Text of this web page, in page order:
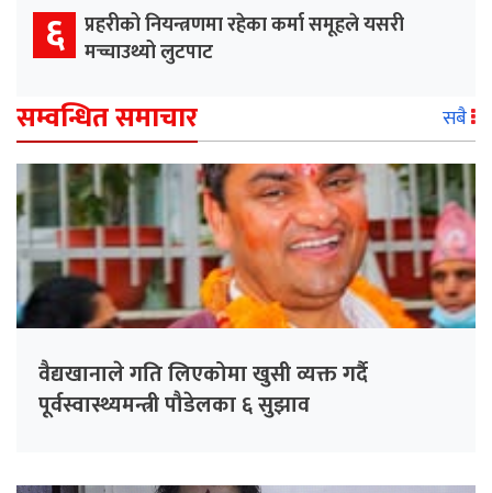
६ प्रहरीको नियन्त्रणमा रहेका कर्मा समूहले यसरी
मच्चाउथ्यो लुटपाट
सम्वन्धित समाचार सबै
वैद्यखानाले गति लिएकोमा खुसी व्यक्त गर्दै
पूर्वस्वास्थ्यमन्त्री पौडेलका ६ सुझाव